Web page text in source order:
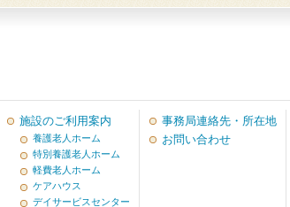
施設のご利用案内
養護老人ホーム
特別養護老人ホーム
軽費老人ホーム
ケアハウス
デイサービスセンター
事務局連絡先・所在地
お問い合わせ